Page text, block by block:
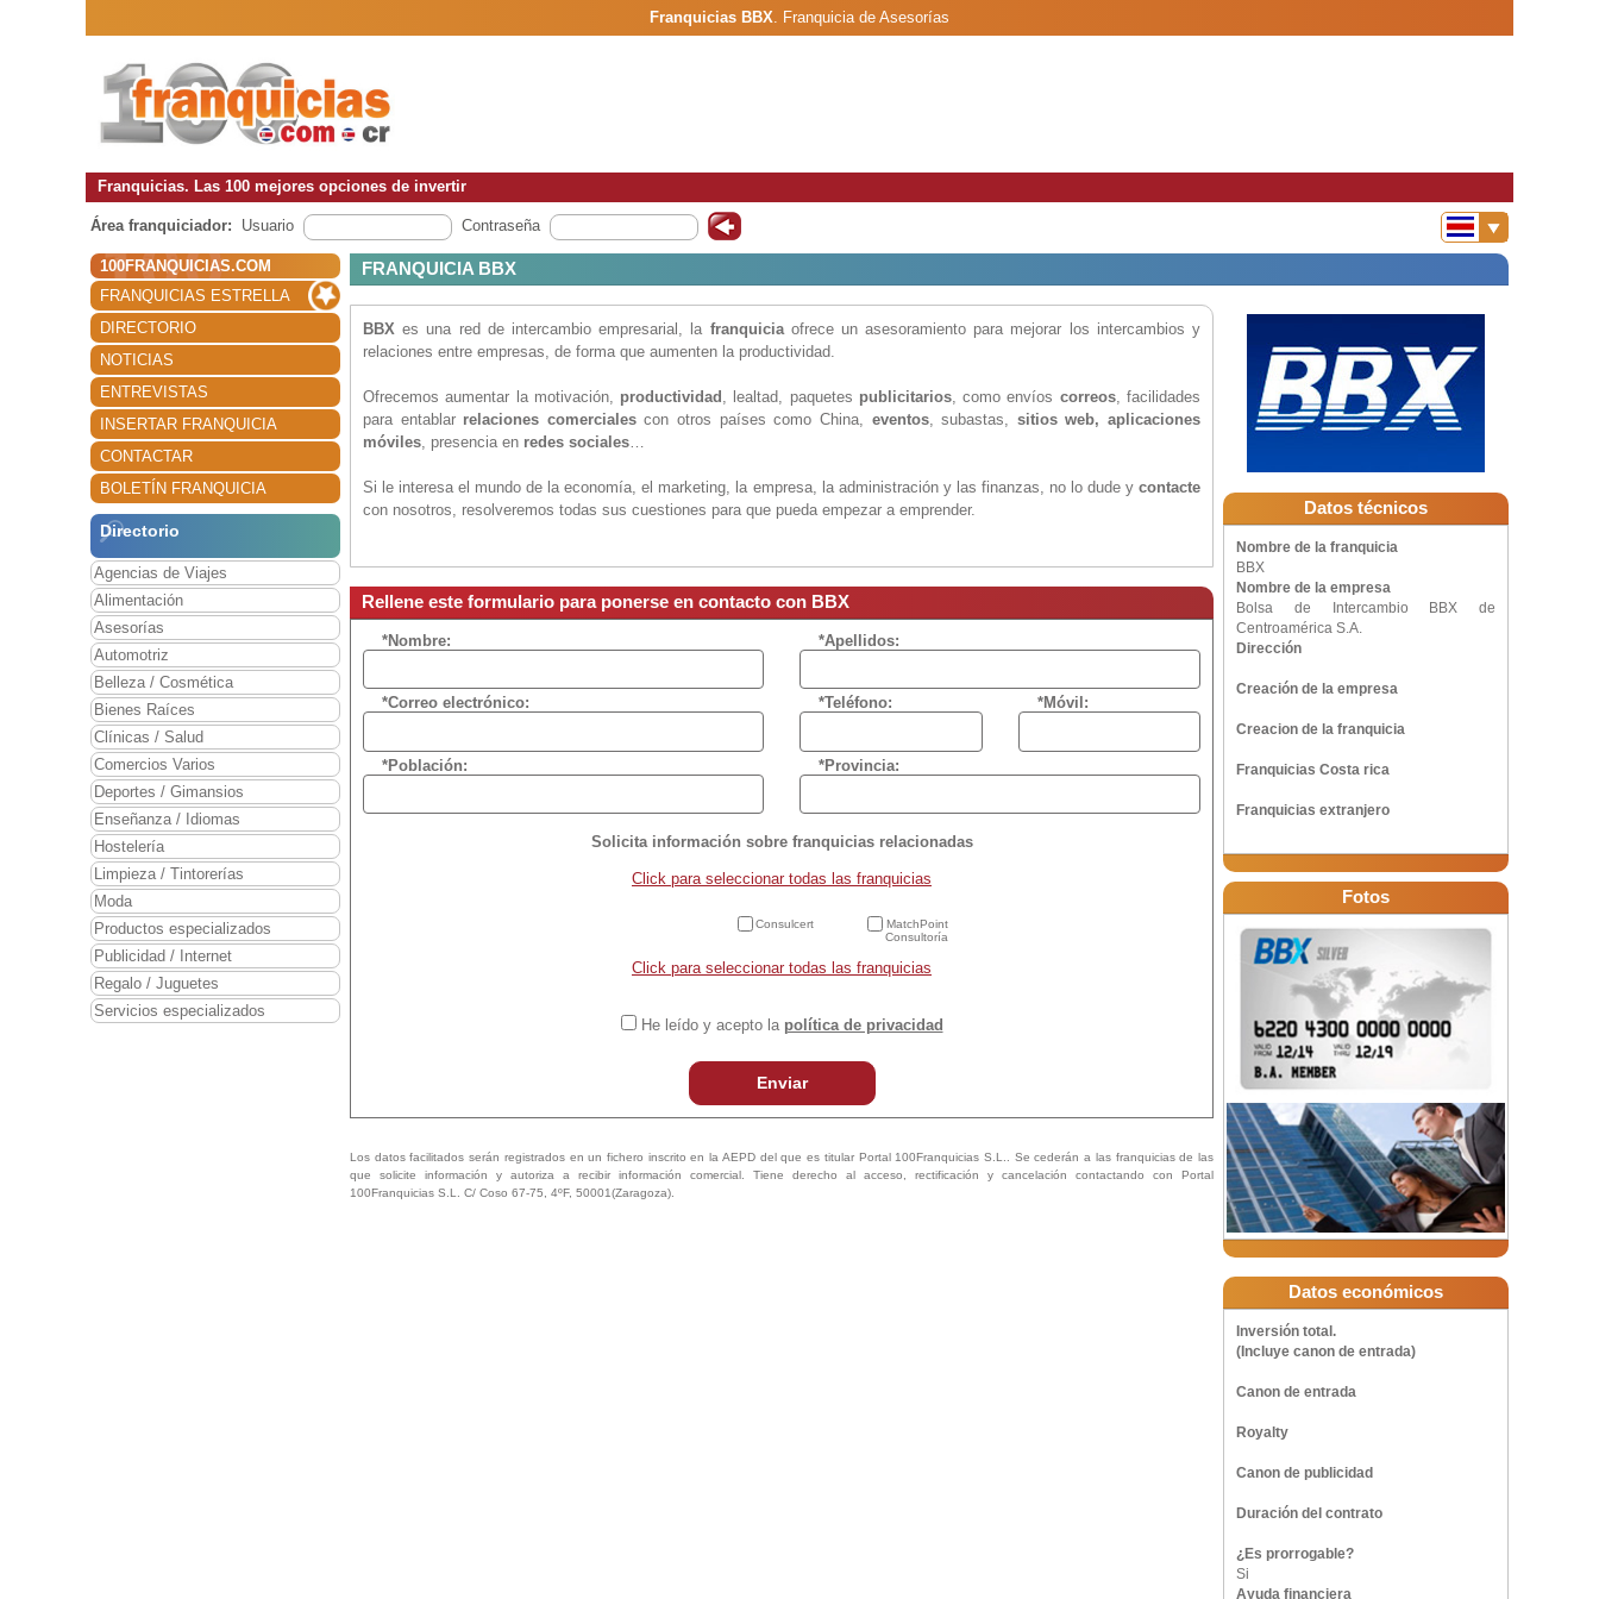
Franquicias BBX. Franquicia de Asesorías
Franquicias. Las 100 mejores opciones de invertir
Área franquiciador: Usuario Contraseña
100FRANQUICIAS.COM
FRANQUICIAS ESTRELLA
DIRECTORIO
NOTICIAS
ENTREVISTAS
INSERTAR FRANQUICIA
CONTACTAR
BOLETÍN FRANQUICIA
Directorio
Agencias de Viajes
Alimentación
Asesorías
Automotriz
Belleza / Cosmética
Bienes Raíces
Clínicas / Salud
Comercios Varios
Deportes / Gimansios
Enseñanza / Idiomas
Hostelería
Limpieza / Tintorerías
Moda
Productos especializados
Publicidad / Internet
Regalo / Juguetes
Servicios especializados
FRANQUICIA BBX
BBX es una red de intercambio empresarial, la franquiciaofrece un asesoramiento para mejorar los intercambios y
relaciones entre empresas, de forma que aumenten la productividad.
Ofrecemos aumentar la motivación, productividad , lealtad, paquetes publicitarios, como envíos correos, facilidades
para entablar relaciones comercialescon otros países como China, eventos, subastas, sitios web, aplicaciones
móviles , presencia en redes sociales
Si le interesa el mundo de la economía, el marketing, la empresa, la administración y las finanzas, no lo dude y contacte
con nosotros, resolveremos todas sus cuestiones para que pueda empezar a emprender.
Rellene este formulario para ponerse en contacto con BBX
*Nombre: *Apellidos:
*Correo electrónico: *Teléfono: *Móvil:
*Población: *Provincia:
Solicita información sobre franquicias relacionadas
Click para seleccionar todas las franquicias
Consulcert
MatchPoint
Consultoría
Click para seleccionar todas las franquicias
He leído y acepto la política de privacidad
Enviar
Los datos facilitados serán registrados en un fichero inscrito en la AEPD del que es titular Portal 100Franquicias S.L.. Se cederán a las franquicias de las
que solicite información y autoriza a recibir información comercial. Tiene derecho al acceso, rectificación y cancelación contactando con Portal
100Franquicias S.L. C/ Coso 67-75, 4ºF, 50001(Zaragoza).
Datos técnicos
Nombre de la franquicia
BBX
Nombre de la empresa
Bolsa de Intercambio BBX de
Centroamérica S.A.
Dirección
Creación de la empresa
Creacion de la franquicia
Franquicias Costa rica
Franquicias extranjero
Fotos
Datos económicos
Inversión total.
(Incluye canon de entrada)
Canon de entrada
Royalty
Canon de publicidad
Duración del contrato
¿Es prorrogable?
Si
Ayuda financiera